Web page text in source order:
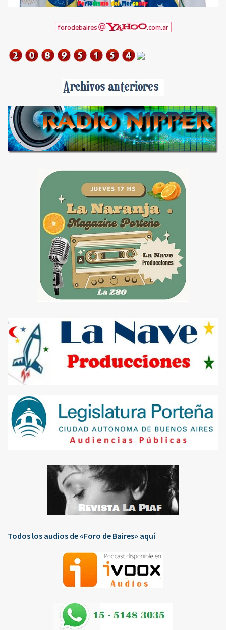
Todos los audios de «Foro de Baires» aquí